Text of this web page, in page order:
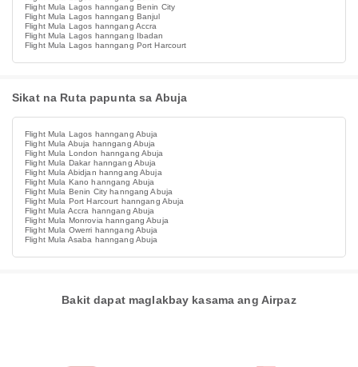
Flight Mula Lagos hanngang Benin City
Flight Mula Lagos hanngang Banjul
Flight Mula Lagos hanngang Accra
Flight Mula Lagos hanngang Ibadan
Flight Mula Lagos hanngang Port Harcourt
Sikat na Ruta papunta sa Abuja
Flight Mula Lagos hanngang Abuja
Flight Mula Abuja hanngang Abuja
Flight Mula London hanngang Abuja
Flight Mula Dakar hanngang Abuja
Flight Mula Abidjan hanngang Abuja
Flight Mula Kano hanngang Abuja
Flight Mula Benin City hanngang Abuja
Flight Mula Port Harcourt hanngang Abuja
Flight Mula Accra hanngang Abuja
Flight Mula Monrovia hanngang Abuja
Flight Mula Owerri hanngang Abuja
Flight Mula Asaba hanngang Abuja
Bakit dapat maglakbay kasama ang Airpaz